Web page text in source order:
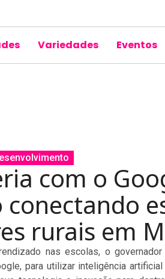
Variedades Eventos
com o
rurais em
nas escolas, o governador
para utilizar inteligência